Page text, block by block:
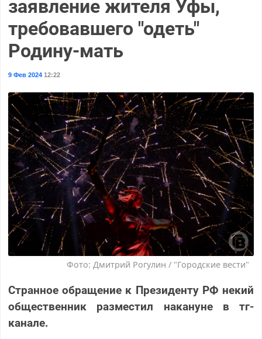
заявление жителя Уфы,
требовавшего "одеть"
Родину-мать
9 Фев 202412:22
Фото: Дмитрий Рогулин / "Городские вести"
Странное обращение к Президенту РФ некий
общественник разместил накануне в тг-
канале.